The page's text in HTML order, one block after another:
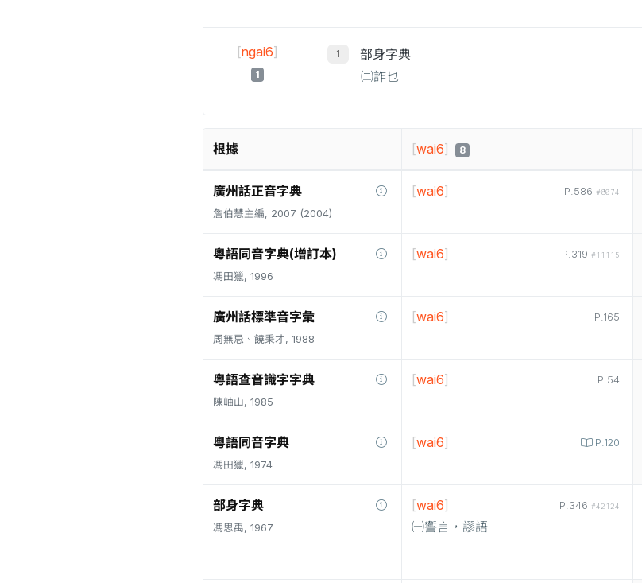
[ngai6]
1
部身字典
㈡詐也
根據 [wai6] 8
廣州話正音字典
詹伯慧主編, 2007 (2004)
P.586 #8074
[wai6]
粵語同音字典(增訂本)
馮田獵, 1996
P.319 #11115
[wai6]
廣州話標準音字彙
周無忌、饒秉才, 1988
P.165
[wai6]
粵語查音識字字典
陳岫山, 1985
P.54
[wai6]
粵語同音字典
馮田獵, 1974
P.120
[wai6]
部身字典
馮思禹, 1967
P.346 #42124
[wai6]
㈠讆言，謬語